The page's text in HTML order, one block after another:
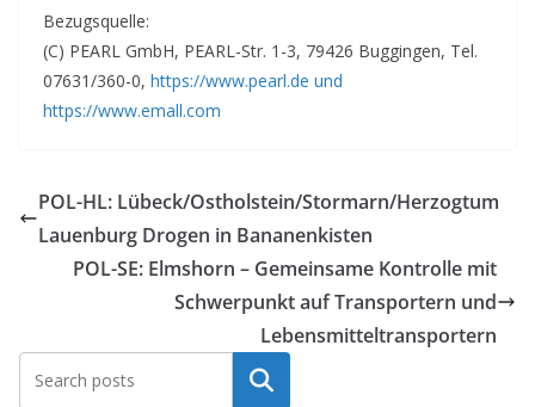
Bezugsquelle:
(C) PEARL GmbH, PEARL-Str. 1-3, 79426 Buggingen, Tel.
07631/360-0, https://www.pearl.de und
https://www.emall.com
POL-HL: Lübeck/Ostholstein/Stormarn/Herzogtum
Lauenburg Drogen in Bananenkisten
POL-SE: Elmshorn – Gemeinsame Kontrolle mit
Schwerpunkt auf Transportern und
Lebensmitteltransportern
Suchen